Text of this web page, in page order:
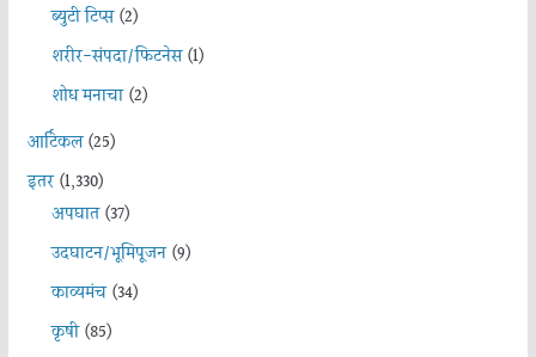
ब्युटी टिप्स(2)
शरीर-संपदा/फिटनेस(1)
शोध मनाचा(2)
आर्टिकल(25)
इतर(1,330)
अपघात(37)
उदघाटन/भूमिपूजन(9)
काव्यमंच(34)
कृषी(85)